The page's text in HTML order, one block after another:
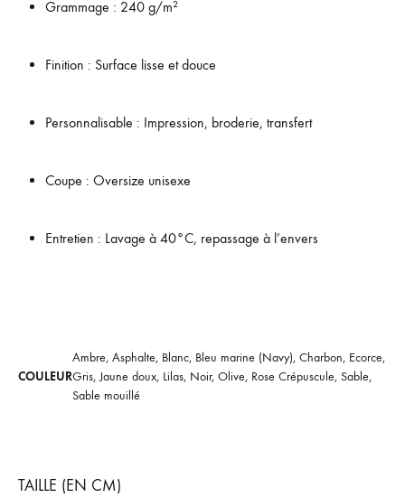
Grammage : 240 g/m²
Finition : Surface lisse et douce
Personnalisable : Impression, broderie, transfert
Coupe : Oversize unisexe
Entretien : Lavage à 40°C, repassage à l’envers
COULEUR
Ambre, Asphalte, Blanc, Bleu marine (Navy), Charbon, Ecorce,
Gris, Jaune doux, Lilas, Noir, Olive, Rose Crépuscule, Sable,
Sable mouillé
TAILLE (EN CM)